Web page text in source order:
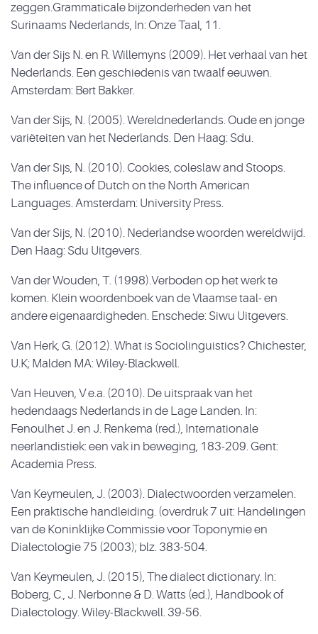
zeggen.Grammaticale bijzonderheden van het
Surinaams Nederlands, In: Onze Taal, 11.
Van der Sijs N. en R. Willemyns (2009). Het verhaal van het
Nederlands. Een geschiedenis van twaalf eeuwen.
Amsterdam: Bert Bakker.
Van der Sijs, N. (2005). Wereldnederlands. Oude en jonge
variëteiten van het Nederlands. Den Haag: Sdu.
Van der Sijs, N. (2010). Cookies, coleslaw and Stoops.
The influence of Dutch on the North American
Languages. Amsterdam: University Press.
Van der Sijs, N. (2010). Nederlandse woorden wereldwijd.
Den Haag: Sdu Uitgevers.
Van der Wouden, T. (1998).Verboden op het werk te
komen. Klein woordenboek van de Vlaamse taal- en
andere eigenaardigheden. Enschede: Siwu Uitgevers.
Van Herk, G. (2012). What is Sociolinguistics? Chichester,
U.K; Malden MA: Wiley-Blackwell.
Van Heuven, V e.a. (2010). De uitspraak van het
hedendaags Nederlands in de Lage Landen. In:
Fenoulhet J. en J. Renkema (red.), Internationale
neerlandistiek: een vak in beweging, 183-209. Gent:
Academia Press.
Van Keymeulen, J. (2003). Dialectwoorden verzamelen.
Een praktische handleiding. (overdruk 7 uit: Handelingen
van de Koninklijke Commissie voor Toponymie en
Dialectologie 75 (2003); blz. 383-504.
Van Keymeulen, J. (2015), The dialect dictionary. In:
Boberg, C., J. Nerbonne & D. Watts (ed.), Handbook of
Dialectology. Wiley-Blackwell. 39-56.